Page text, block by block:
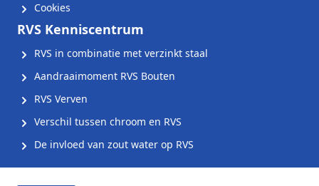
Cookies
RVS Kenniscentrum
RVS in combinatie met verzinkt staal
Aandraaimoment RVS Bouten
RVS Verven
Verschil tussen chroom en RVS
De invloed van zout water op RVS